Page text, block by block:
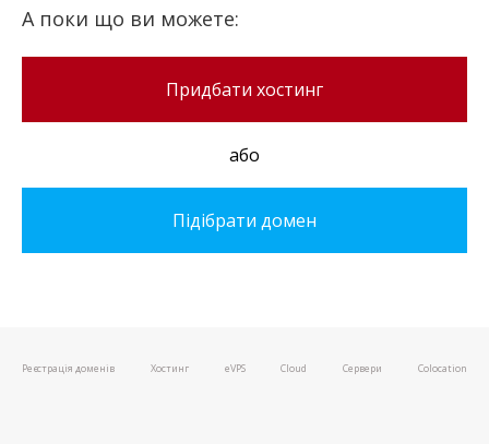
А поки що ви можете:
Придбати хостинг
або
Підібрати домен
Реєстрація доменів Хостинг eVPS Cloud Сервери Colocation